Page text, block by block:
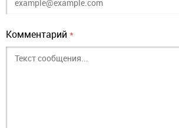
Комментарий *